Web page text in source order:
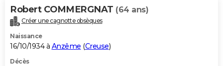
Robert COMMERGNAT (64 ans)
Créer une cagnotte obsèques
Naissance
16/10/1934 à Anzême (Creuse)
Décès